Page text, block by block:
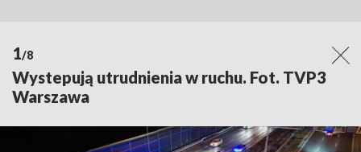
1/8
Wystepują utrudnienia w ruchu. Fot. TVP3
Warszawa